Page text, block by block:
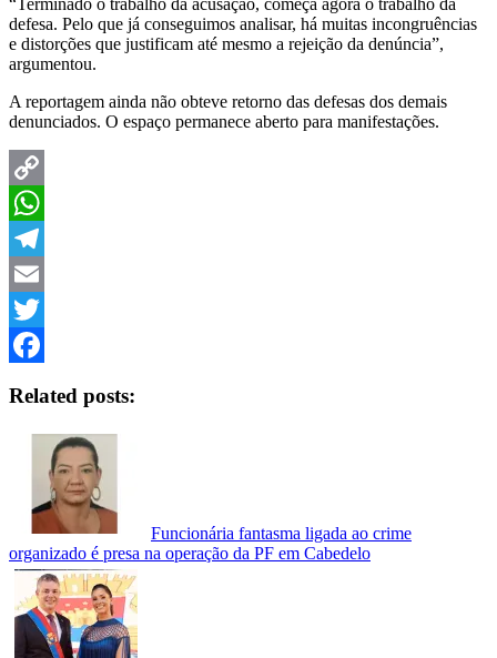
defesa. Pelo que já conseguimos analisar, há muitas incongruências
e distorções que justificam até mesmo a rejeição da denúncia”,
argumentou.
A reportagem ainda não obteve retorno das defesas dos demais
denunciados. O espaço permanece aberto para manifestações.
Copy
Link
WhatsApp
Telegram
Email
Twitter
Related posts:
Funcionária fantasma ligada ao crime
organizado é presa na operação da PF em Cabedelo